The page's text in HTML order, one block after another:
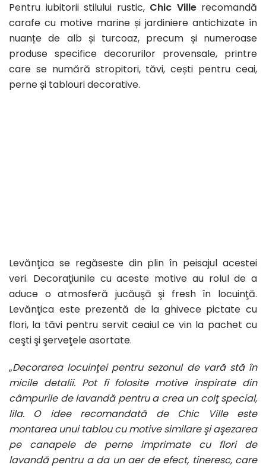
Pentru iubitorii stilului rustic, Chic Villerecomandă
carafe cu motive marine și jardiniere antichizate în
nuanțe de alb și turcoaz, precum și numeroase
produse specifice decorurilor provensale, printre
care se numără stropitori, tăvi, cești pentru ceai,
perne și tablouri decorative.
Levănţica se regăseste din plin în peisajul acestei
veri. Decoraţiunile cu aceste motive au rolul de a
aduce o atmosferă jucăuşă şi fresh în locuinţă.
Levănţica este prezentă de la ghivece pictate cu
flori, la tăvi pentru servit ceaiul ce vin la pachet cu
ceşti şi şerveţele asortate.
„Decorarea locuinţei pentru sezonul de vară stă în
micile detalii. Pot fi folosite motive inspirate din
câmpurile de lavandă pentru a crea un colţ special,
lila. O idee recomandată de Chic Ville este
montarea unui tablou cu motive similare şi aşezarea
pe canapele de perne imprimate cu flori de
lavandă pentru a da un aer de efect, tineresc, care